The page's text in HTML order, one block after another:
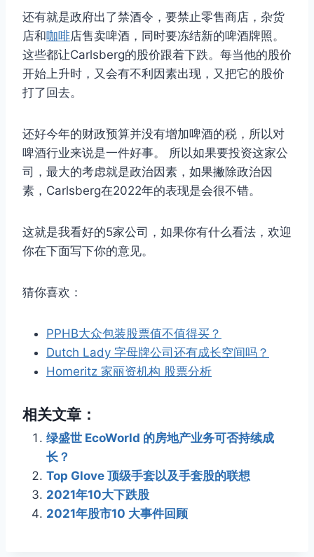
还有就是政府出了禁酒令，要禁止零售商店，杂货
店和咖啡店售卖啤酒，同时要冻结新的啤酒牌照。
这些都让Carlsberg的股价跟着下跌。每当他的股价
开始上升时，又会有不利因素出现，又把它的股价
打了回去。
还好今年的财政预算并没有增加啤酒的税，所以对
啤酒行业来说是一件好事。 所以如果要投资这家公
司，最大的考虑就是政治因素，如果撇除政治因
素，Carlsberg在2022年的表现是会很不错。
这就是我看好的5家公司，如果你有什么看法，欢迎
你在下面写下你的意见。
猜你喜欢：
PPHB大众包装股票值不值得买？
Dutch Lady 字母牌公司还有成长空间吗？
Homeritz 家丽资机构 股票分析
相关文章：
绿盛世 EcoWorld 的房地产业务可否持续成
长？
Top Glove 顶级手套以及手套股的联想
2021年10大下跌股
2021年股市10 大事件回顾